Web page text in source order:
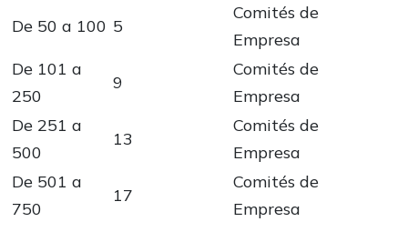
De 50 a 100 5
Comités de
Empresa
De 101 a
250
9
Comités de
Empresa
De 251 a
500
13
Comités de
Empresa
De 501 a
750
17
Comités de
Empresa